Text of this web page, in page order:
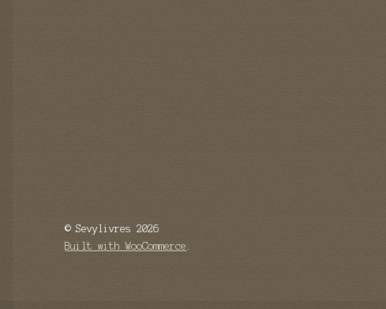
© Sevylivres 2026
Built with WooCommerce